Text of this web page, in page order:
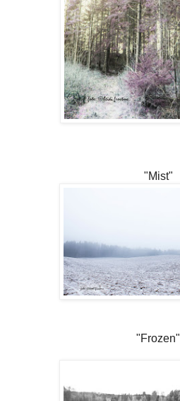
"Mist"
"Frozen"